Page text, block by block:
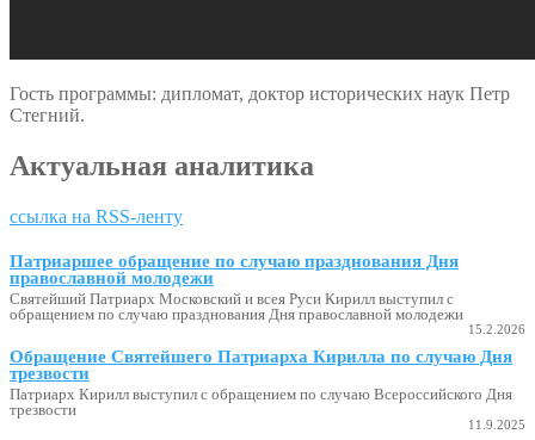
Гость программы: дипломат, доктор исторических наук Петр
Стегний.
Актуальная аналитика
ссылка на RSS-ленту
Патриаршее обращение по случаю празднования Дня
православной молодежи
Святейший Патриарх Московский и всея Руси Кирилл выступил с
обращением по случаю празднования Дня православной молодежи
15.2.2026
Обращение Святейшего Патриарха Кирилла по случаю Дня
трезвости
Патриарх Кирилл выступил с обращением по случаю Всероссийского Дня
трезвости
11.9.2025